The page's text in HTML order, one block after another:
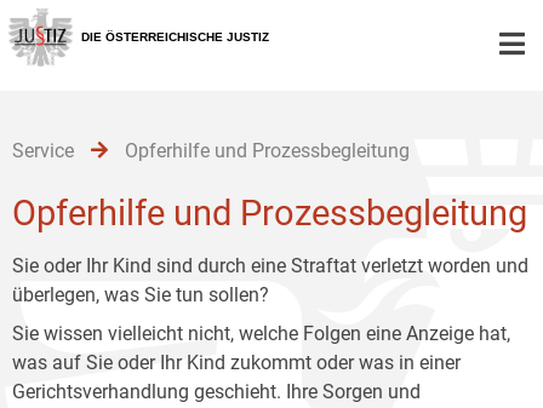
Zur
Hauptnavigation
[1]
Zum
Inhalt
[2]
Zum
Untermenü
[3]
DIE ÖSTERREICHISCHE JUSTIZ
Service Opferhilfe und Prozessbegleitung
Opferhilfe und Prozessbegleitung
Sie oder Ihr Kind sind durch eine Straftat verletzt worden und
überlegen, was Sie tun sollen?
Sie wissen vielleicht nicht, welche Folgen eine Anzeige hat,
was auf Sie oder Ihr Kind zukommt oder was in einer
Gerichtsverhandlung geschieht. Ihre Sorgen und